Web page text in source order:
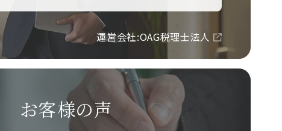
運営会社:OAG税理士法人
お客様の声